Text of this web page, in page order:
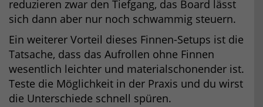
reduzieren zwar den Tiefgang, das Board lässt
sich dann aber nur noch schwammig steuern.
Ein weiterer Vorteil dieses Finnen-Setups ist die
Tatsache, dass das Aufrollen ohne Finnen
wesentlich leichter und materialschonender ist.
Teste die Möglichkeit in der Praxis und du wirst
die Unterschiede schnell spüren.